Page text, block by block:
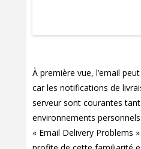
À première vue, l’email
car les notifications de
serveur sont courantes
environnements
« Email Delivery Problems